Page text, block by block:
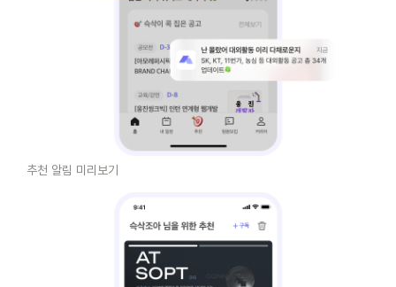
추천 알림 미리보기